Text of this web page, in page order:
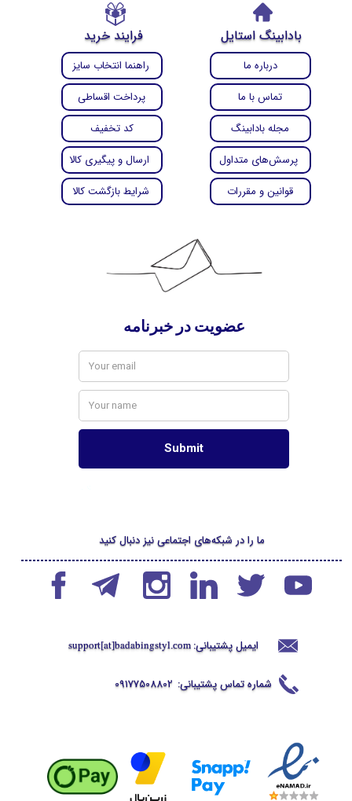
فرایند خرید بادابینگ استایل
راهنما انتخاب سایز
پرداخت اقساطی
کد تخفیف
ارسال و پیگیری کالا
شرایط بازگشت کالا
درباره ما
تماس با ما
مجله بادابینگ
پرسش‌های متداول
قوانین و مقررات
ایمیل پشتیبانی: support[at]badabingstyl.com
شماره تماس پشتیبانی: 09177508802
ما را در شبکه‌های اجتماعی نیز دنبال کنید